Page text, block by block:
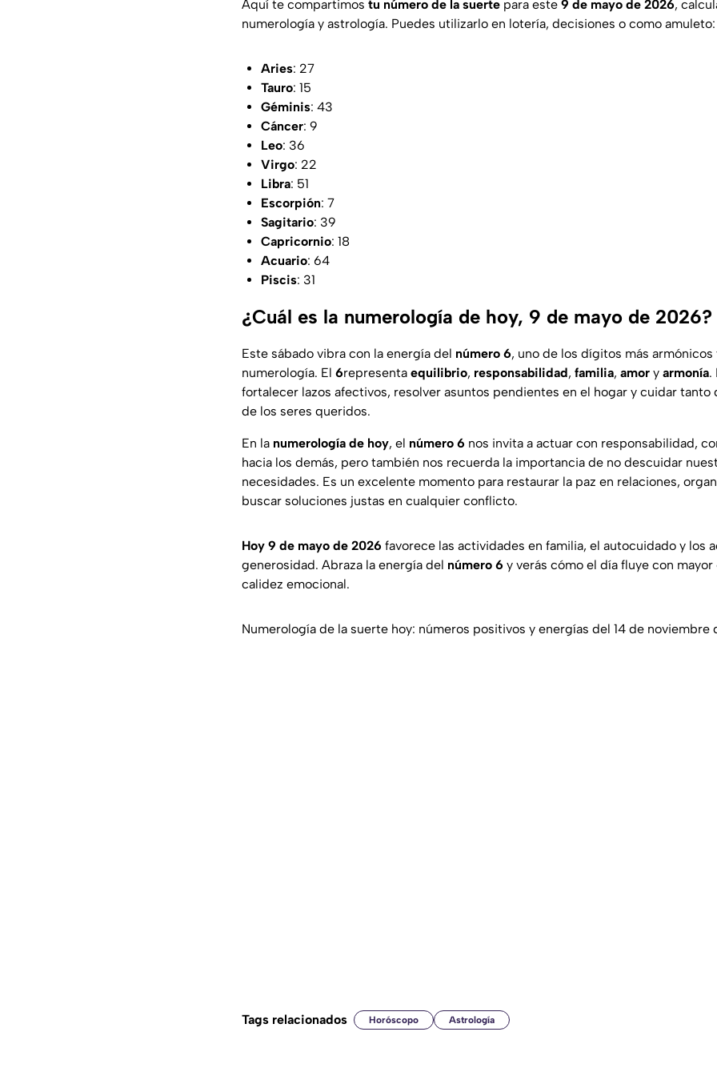
Aquí te compartimos tu número de la suerte para este 9 de mayo de 2026,
numerología y astrología. Puedes utilizarlo en lotería, decisiones o como amuleto:
Aries: 27
Tauro: 15
Géminis: 43
Cáncer: 9
Leo: 36
Virgo: 22
Libra: 51
Escorpión: 7
Sagitario: 39
Capricornio: 18
Acuario: 64
Piscis: 31
¿Cuál es la numerología de hoy, 9 de mayo de 2026?
Este sábado vibra con la energía del número 6, uno de los dígitos más
numerología. El 6representa equilibrio, responsabilidad, familia, amor y armonía.
fortalecer lazos afectivos, resolver asuntos pendientes en el hogar y cuidar tanto
de los seres queridos.
En la numerología de hoy, el número 6 nos invita a actuar con responsabilidad,
hacia los demás, pero también nos recuerda la importancia de no descuidar
necesidades. Es un excelente momento para restaurar la paz en relaciones,
buscar soluciones justas en cualquier conflicto.
Hoy 9 de mayo de 2026 favorece las actividades en familia, el autocuidado y los
generosidad. Abraza la energía del número 6 y verás cómo el día fluye con
calidez emocional.
Numerología de la suerte hoy: números positivos y energías del 14 de noviembre
Tags relacionados Horóscopo Astrología